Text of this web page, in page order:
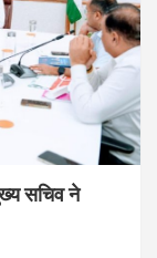
सचिव ने